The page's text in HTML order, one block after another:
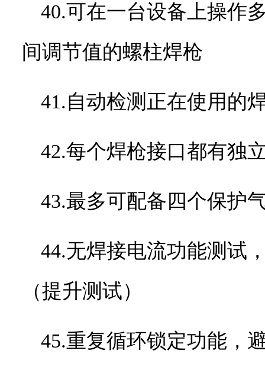
40.可在一台设备上操作
间调节值的螺柱焊枪
41.自动检测正在使用的
42.每个焊枪接口都有独
43.最多可配备四个保护
44.无焊接电流功能测试
（提升测试）
45.重复循环锁定功能，